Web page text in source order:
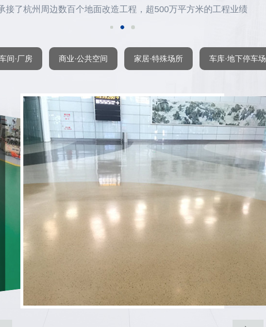
接了杭州周边数百个地面改造工程，超500万平方米的工程业绩
间·厂房 商业·公共空间 家居·特殊场所 车库·地下停车场